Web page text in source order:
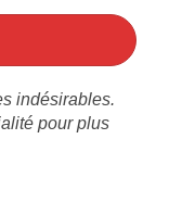
indésirables.
pour plus